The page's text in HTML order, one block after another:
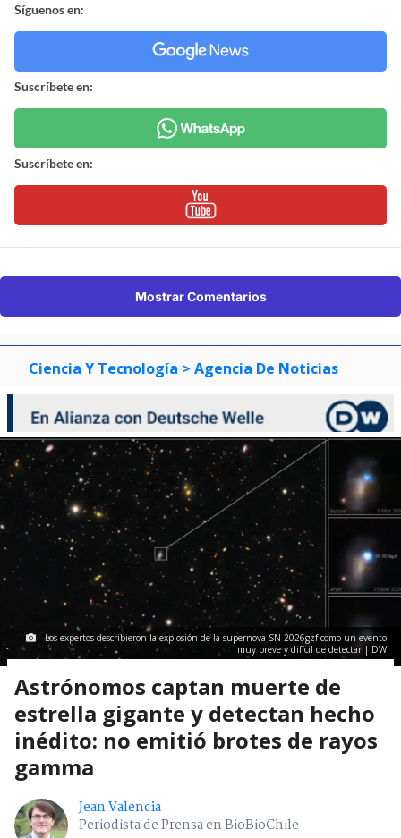
Síguenos en:
Suscríbete en:
Suscríbete en:
Mostrar Comentarios
Ciencia Y Tecnología > Agencia De Noticias
Los expertos describieron la explosión de la supernova SN 2026gzf como un evento
muy breve y difícil de detectar | DW
Astrónomos captan muerte de
estrella gigante y detectan hecho
inédito: no emitió brotes de rayos
gamma
Jean Valencia
Periodista de Prensa en BioBioChile